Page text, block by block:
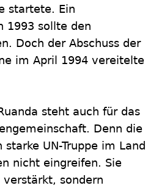
startete. Ein
1993 sollte den
Doch der Abschuss der
im April 1994 vereitelte
steht auch für das
Denn die
UN-Truppe im Land
nicht eingreifen. Sie
sondern